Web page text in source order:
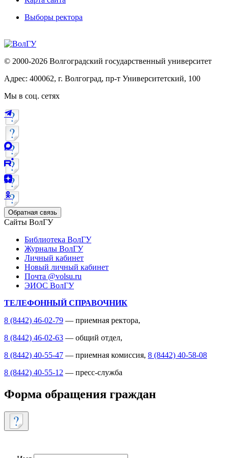
Выборы ректора
© 2000-2026 Волгоградский государственный университет
Адрес: 400062, г. Волгоград, пр-т Университетский, 100
Мы в соц. сетях
Обратная связь
Сайты ВолГУ
Библиотека ВолГУ
Журналы ВолГУ
Личный кабинет
Новый личный кабинет
Почта @volsu.ru
ЭИОС ВолГУ
ТЕЛЕФОННЫЙ СПРАВОЧНИК
8 (8442) 46-02-79 — приемная ректора,
8 (8442) 46-02-63 — общий отдел,
8 (8442) 40-55-47 — приемная комиссия, 8 (8442) 40-58-08
8 (8442) 40-55-12 — пресс-служба
Форма обращения граждан